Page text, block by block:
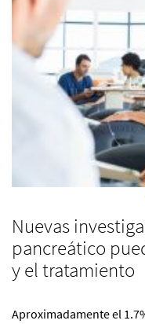
Nuevas
pancreático
y el tratamiento
Aproximadamente el